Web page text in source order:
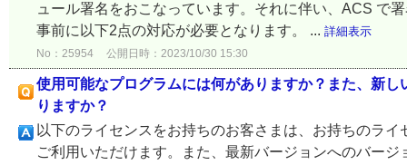
ュール署名をおこなっています。それに伴い、ACS で
事前に以下2点の対応が必要となります。 ... 詳細表示
No：25954 公開日時：2023/10/30 15:30
使用可能なプログラムには何がありますか？また、新
りますか？
以下のライセンスをお持ちのお客さまは、お持ちのラ
ご利用いただけます。また、最新バージョンへのバー